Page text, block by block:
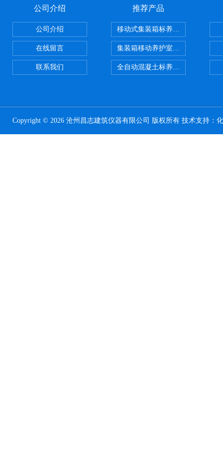
公司介绍
公司介绍
在线留言
联系我们
推荐产品
移动式集装箱标养室 养护室设备
集装箱移动养护室 标养室
全自动混凝土标养室恒温恒湿设备
Copyright © 2026 沧州昌志建筑仪器有限公司 版权所有 技术支持：